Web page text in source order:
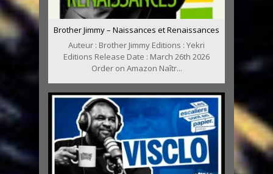
Brother Jimmy – Naissances et Renaissances
Auteur : Brother Jimmy Editions : Yekri
Editions Release Date : March 26th 2026
Order on Amazon Naîtr...